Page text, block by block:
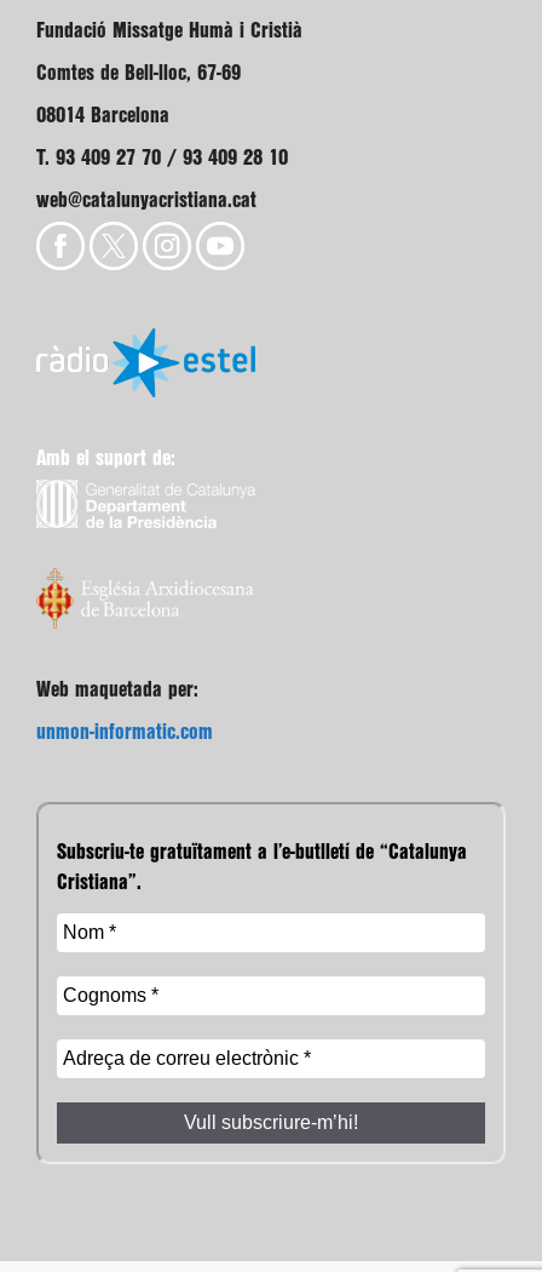
Fundació Missatge Humà i Cristià
Comtes de Bell-lloc, 67-69
08014 Barcelona
T. 93 409 27 70 / 93 409 28 10
web@catalunyacristiana.cat
Amb el suport de:
Web maquetada per:
unmon-informatic.com
Subscriu-te gratuïtament a l’e-butlletí de “Catalunya
Cristiana”.